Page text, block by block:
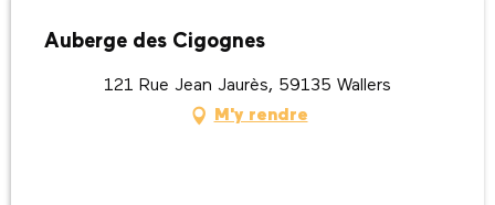
Auberge des Cigognes
121 Rue Jean Jaurès, 59135 Wallers
M'y rendre